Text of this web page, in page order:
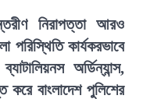
নিরাপত্তা আরও
পরিস্থিতি কার্যকরভাবে
অর্ডিন্যান্স,
বাংলাদেশ পুলিশের